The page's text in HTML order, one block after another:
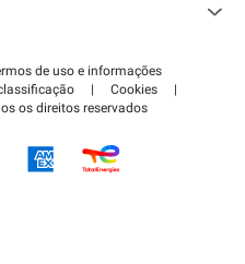
de uso e informações
| Cookies
|
os direitos reservados